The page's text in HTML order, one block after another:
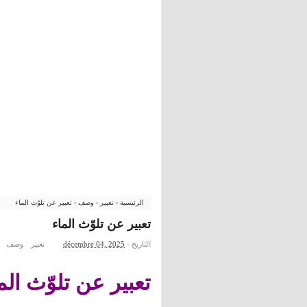
الرئيسية › تعبير › وصف › تعبير عن تلوّث الماء
تعبير عن تلوّث الماء
التاريخ - décembre 04, 2025 تعبير وصف
تعبير عن تلوّث